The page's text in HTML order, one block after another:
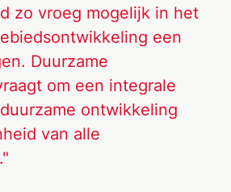
zo vroeg mogelijk in het
een
Duurzame
om een integrale
ontwikkeling
van alle